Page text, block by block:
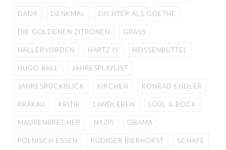
DADA DENKMAL DICHTER ALS GOETHE
DIE GOLDENEN ZITRONEN GRASS
HALLERVORDEN HARTZ IV HEISSENBÜTTEL
HUGO BALL JAHRESPLAYLIST
JAHRESRÜCKBLICK KIRCHEN KONRAD ENDLER
KRAKAU KRITIK LANDLEBEN LÜÜL & BOCK
MAURENBRECHER NAZIS OBAMA
POLNISCH ESSEN RÜDIGER BIERHORST SCHAFE